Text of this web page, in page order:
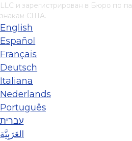
LLC и зарегистрирован в Бюро по
знакам США.
English
Español
Français
Deutsch
Italiana
Nederlands
Português
עברית
العَرَبِيَّة